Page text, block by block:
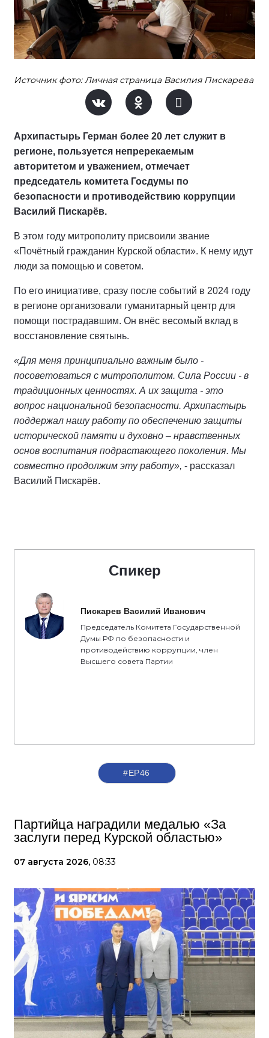
Источник фото: Личная страница Василия Пискарева
Архипастырь Герман более 20 лет служит в
регионе, пользуется непререкаемым
авторитетом и уважением, отмечает
председатель комитета Госдумы по
безопасности и противодействию коррупции
Василий Пискарёв.
В этом году митрополиту присвоили звание
«Почётный гражданин Курской области». К нему идут
люди за помощью и советом.
По его инициативе, сразу после событий в 2024 году
в регионе организовали гуманитарный центр для
помощи пострадавшим. Он внёс весомый вклад в
восстановление святынь.
«Для меня принципиально важным было -
посоветоваться с митрополитом. Сила России - в
традиционных ценностях. А их защита - это
вопрос национальной безопасности. Архипастырь
поддержал нашу работу по обеспечению защиты
исторической памяти и духовно – нравственных
основ воспитания подрастающего поколения. Мы
совместно продолжим эту работу», - рассказал
Василий Пискарёв.
Спикер
Пискарев Василий Иванович
Председатель Комитета Государственной
Думы РФ по безопасности и
противодействию коррупции, член
Высшего совета Партии
#ЕР46
Партийца наградили медалью «За
заслуги перед Курской областью»
07 августа 2026, 08:33